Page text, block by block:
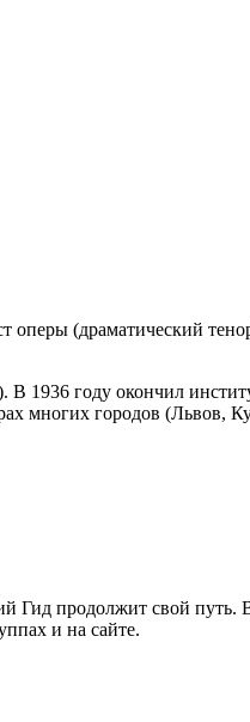
оперы (драматический
В 1936 году окончил
многих городов
Гид продолжит свой путь.
и на сайте.